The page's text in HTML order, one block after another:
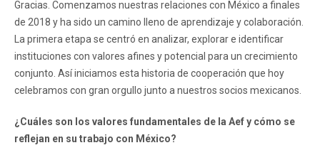
Gracias. Comenzamos nuestras relaciones con México a finales
de 2018 y ha sido un camino lleno de aprendizaje y colaboración.
La primera etapa se centró en analizar, explorar e identificar
instituciones con valores afines y potencial para un crecimiento
conjunto. Así iniciamos esta historia de cooperación que hoy
celebramos con gran orgullo junto a nuestros socios mexicanos.
¿Cuáles son los valores fundamentales de la Aef y cómo se
reflejan en su trabajo con México?